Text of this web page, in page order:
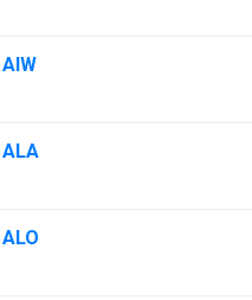
AIW
ALA
ALO